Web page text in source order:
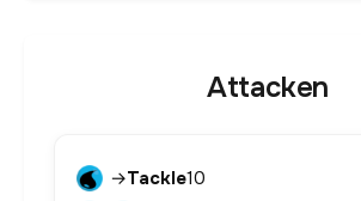
Attacken
→Tackle10